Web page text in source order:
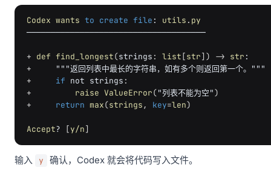
Codex wants to create file : utils . py
─────────────────────────────────────
+ def find_longest(strings : list [str] ) -> str :
+
"""返回列表中最长的字符串，如有多个则返回第一个。"""
+
if not strings :
+
raise ValueError("列表不能为空")
+
return max(strings, key=len)
Accept? [y/n]
输入 y
确认，Codex 就会将代码写入文件。